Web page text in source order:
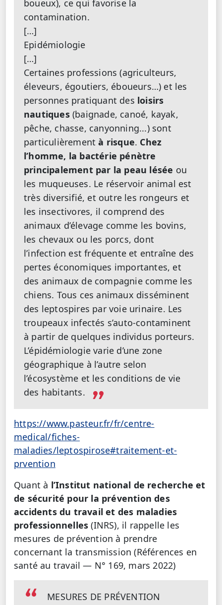
boueux), ce qui favorise la
contamination.
[…]
Epidémiologie
[…]
Certaines professions (agriculteurs,
éleveurs, égoutiers, éboueurs…) et les
personnes pratiquant des loisirs
nautiques(baignade, canoé, kayak,
pêche, chasse, canyonning...) sont
particulièrementà risque. Chez
l’homme, la bactérie pénètre
principalement par la peau lésée ou
les muqueuses. Le réservoir animal est
très diversifié, et outre les rongeurs et
les insectivores, il comprend des
animaux d’élevage comme les bovins,
les chevaux ou les porcs, dont
l’infection est fréquente et entraîne des
pertes économiques importantes, et
des animaux de compagnie comme les
chiens. Tous ces animaux disséminent
des leptospires par voie urinaire. Les
troupeaux infectés s’auto-contaminent
à partir de quelques individus porteurs.
L’épidémiologie varie d’une zone
géographique à l’autre selon
l’écosystème et les conditions de vie
des habitants.
https://www.pasteur.fr/fr/centre-
medical/fiches-
maladies/leptospirose#traitement-et-
prvention
Quant à l’Institut national de recherche et
de sécurité pour la prévention des
accidents du travail et des maladies
professionnelles (INRS), il rappelle les
mesures de prévention à prendre
concernant la transmission (Références en
santé au travail — N° 169, mars 2022)
MESURES DE PRÉVENTION